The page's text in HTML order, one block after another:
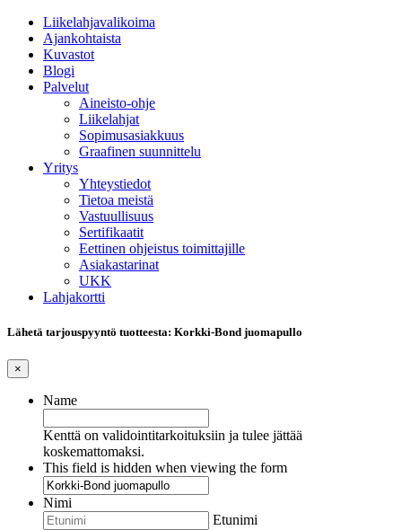
Liikelahjavalikoima
Ajankohtaista
Kuvastot
Blogi
Palvelut
Aineisto-ohje
Liikelahjat
Sopimusasiakkuus
Graafinen suunnittelu
Yritys
Yhteystiedot
Tietoa meistä
Vastuullisuus
Sertifikaatit
Eettinen ohjeistus toimittajille
Asiakastarinat
UKK
Lahjakortti
Lähetä tarjouspyyntö tuotteesta: Korkki-Bond juomapullo
×
Name
Kenttä on validointitarkoituksiin ja tulee jättää
koskemattomaksi.
This field is hidden when viewing the form
Nimi
Etunimi